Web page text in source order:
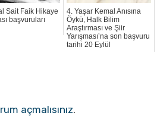
Sait Faik Hikaye
başvuruları
4. Yaşar Kemal Anısına
Öykü, Halk Bilim
Araştırması ve Şiir
Yarışması’na son başvuru
tarihi 20 Eylül
açmalısınız.